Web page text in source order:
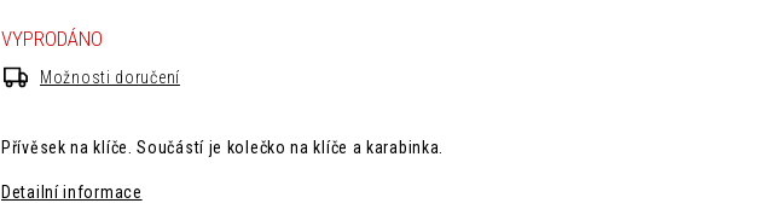
Přívěsek na klíče. Součástí je kolečko na klíče a karabinka.
Detailní informace
VYPRODÁNO
Možnosti doručení